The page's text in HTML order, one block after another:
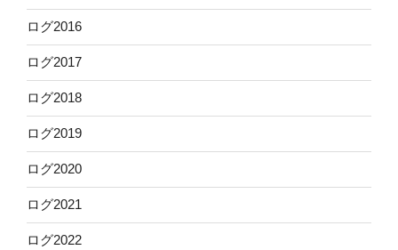
ログ2016
ログ2017
ログ2018
ログ2019
ログ2020
ログ2021
ログ2022